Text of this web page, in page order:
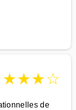
★★★☆
de